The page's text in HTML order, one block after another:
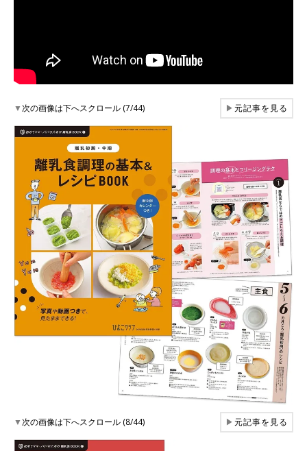
▼次の画像は下へスクロール (7/44) ▶元記事を見る
▼次の画像は下へスクロール (8/44) ▶元記事を見る